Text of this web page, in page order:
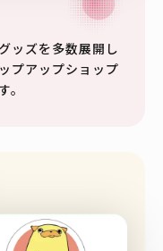
ッズを多数展開し
プアップショップ